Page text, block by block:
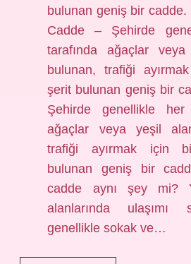
bulunan geniş bir
Cadde – Şehirde
tarafında ağaçlar
bulunan, trafiği
şerit bulunan geniş bir
Şehirde genellikle her
ağaçlar veya yeşil
trafiği ayırmak için
bulunan geniş bir
cadde aynı şey mi?
alanlarında ulaşımı
genellikle sokak ve…